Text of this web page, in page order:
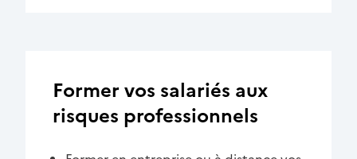
Former vos salariés aux
risques professionnels